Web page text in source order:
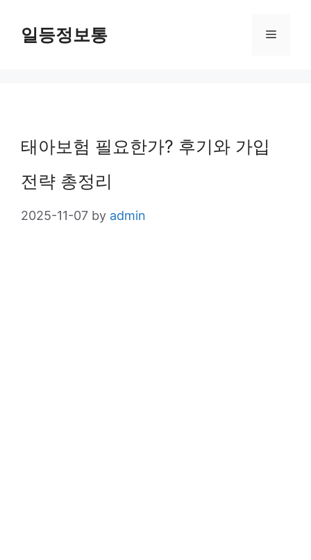
일등정보통 Menu
태아보험 필요한가? 후기와 가입
전략 총정리
2025-11-07 by admin